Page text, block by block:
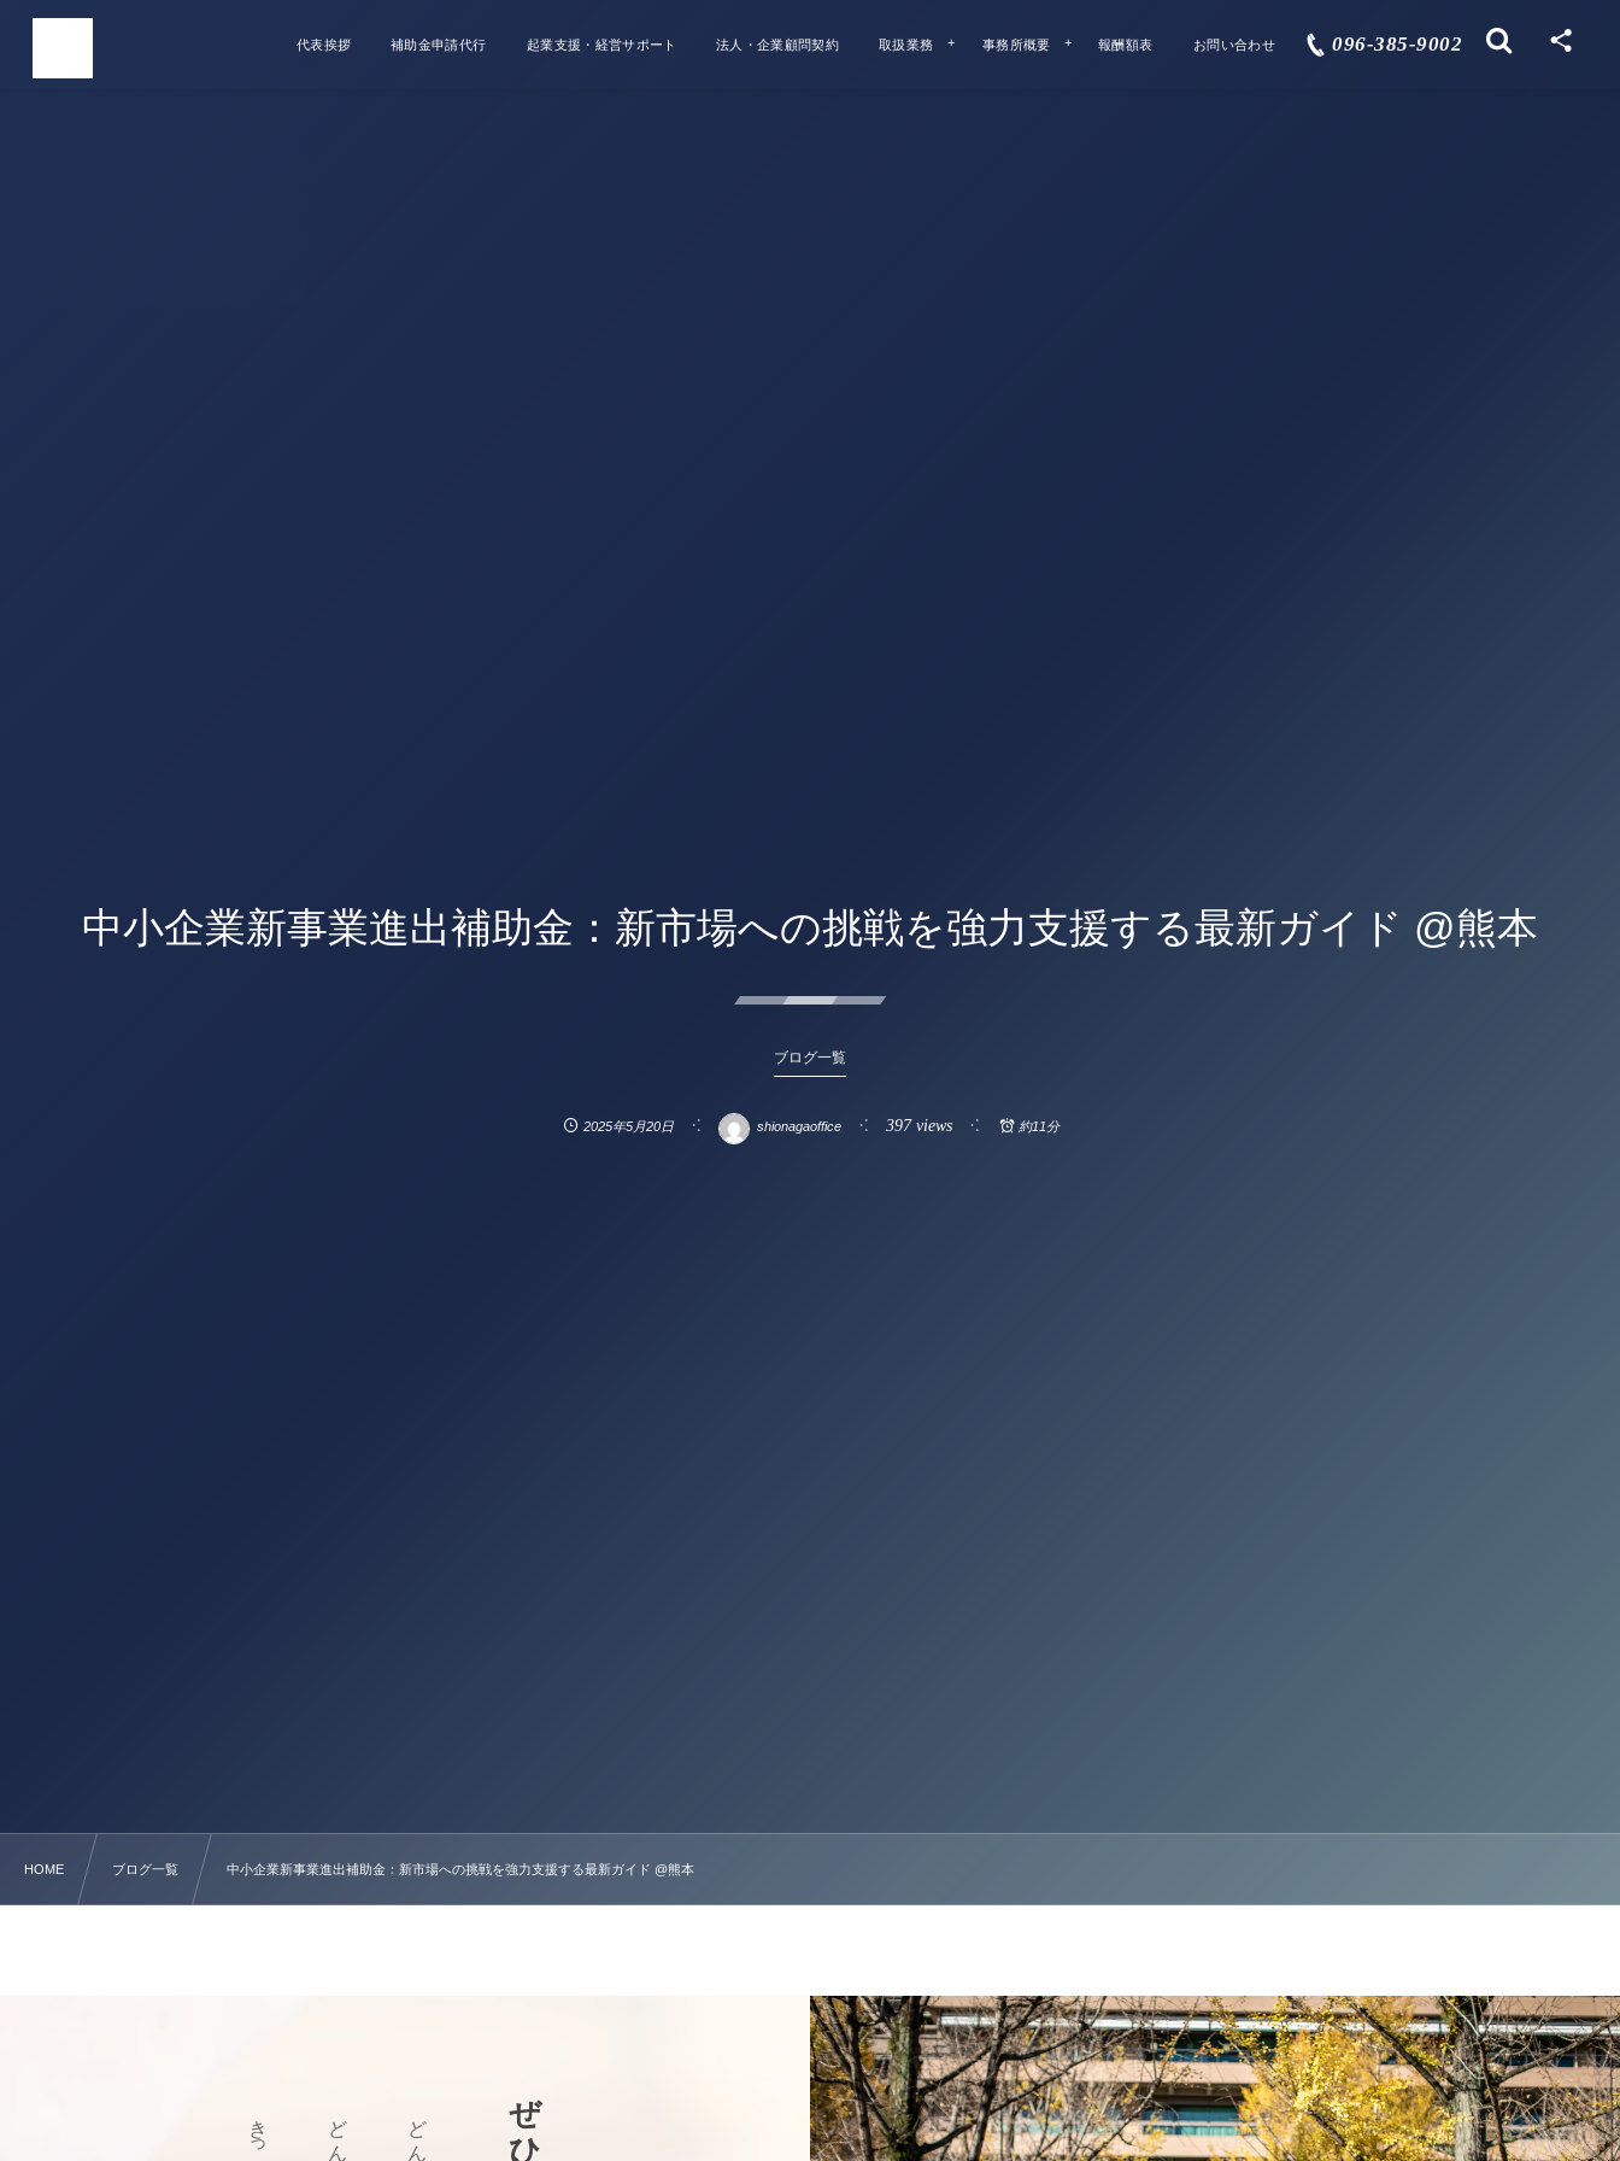
代表挨拶 補助金申請代行 起業支援・経営サポート 法人・企業顧問契約 取扱業務 事務所概要 報酬額表 お問い合わせ 096-385-9002
中小企業新事業進出補助金：新市場への挑戦を強力支援する最新ガイド @熊本
ブログ一覧
2025年5月20日 shionagaoffice 397 views 約11分
HOME ブログ一覧 中小企業新事業進出補助金：新市場への挑戦を強力支援する最新ガイド @熊本